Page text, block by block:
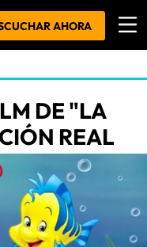
AHORA
DE "LA
REAL